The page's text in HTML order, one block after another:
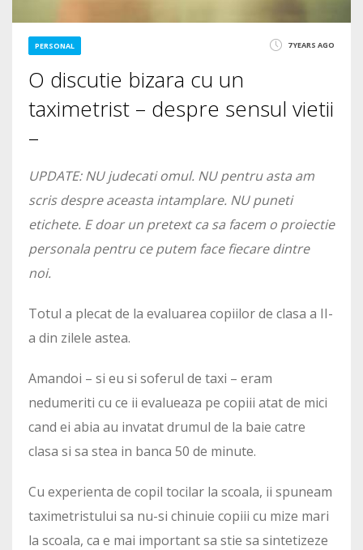
PERSONAL 7 YEARS AGO
O discutie bizara cu un
taximetrist – despre sensul vietii
–
UPDATE: NU judecati omul. NU pentru asta am
scris despre aceasta intamplare. NU puneti
etichete. E doar un pretext ca sa facem o proiectie
personala pentru ce putem face fiecare dintre
noi.
Totul a plecat de la evaluarea copiilor de clasa a II-
a din zilele astea.
Amandoi – si eu si soferul de taxi – eram
nedumeriti cu ce ii evalueaza pe copiii atat de mici
cand ei abia au invatat drumul de la baie catre
clasa si sa stea in banca 50 de minute.
Cu experienta de copil tocilar la scoala, ii spuneam
taximetristului sa nu-si chinuie copiii cu mize mari
la scoala, ca e mai important sa stie sa sintetizeze